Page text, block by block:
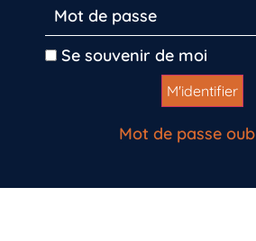
Se souvenir de moi
Mot de passe